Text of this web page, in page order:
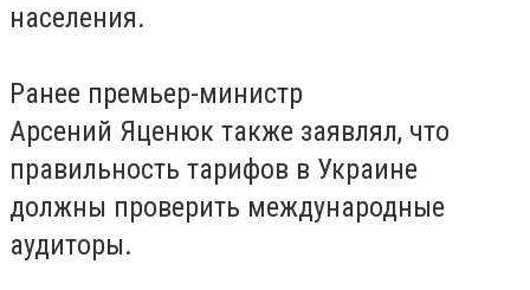
населения.
Ранее премьер-министр
Арсений Яценюк также заявлял, что
правильность тарифов в Украине
должны проверить международные
аудиторы.